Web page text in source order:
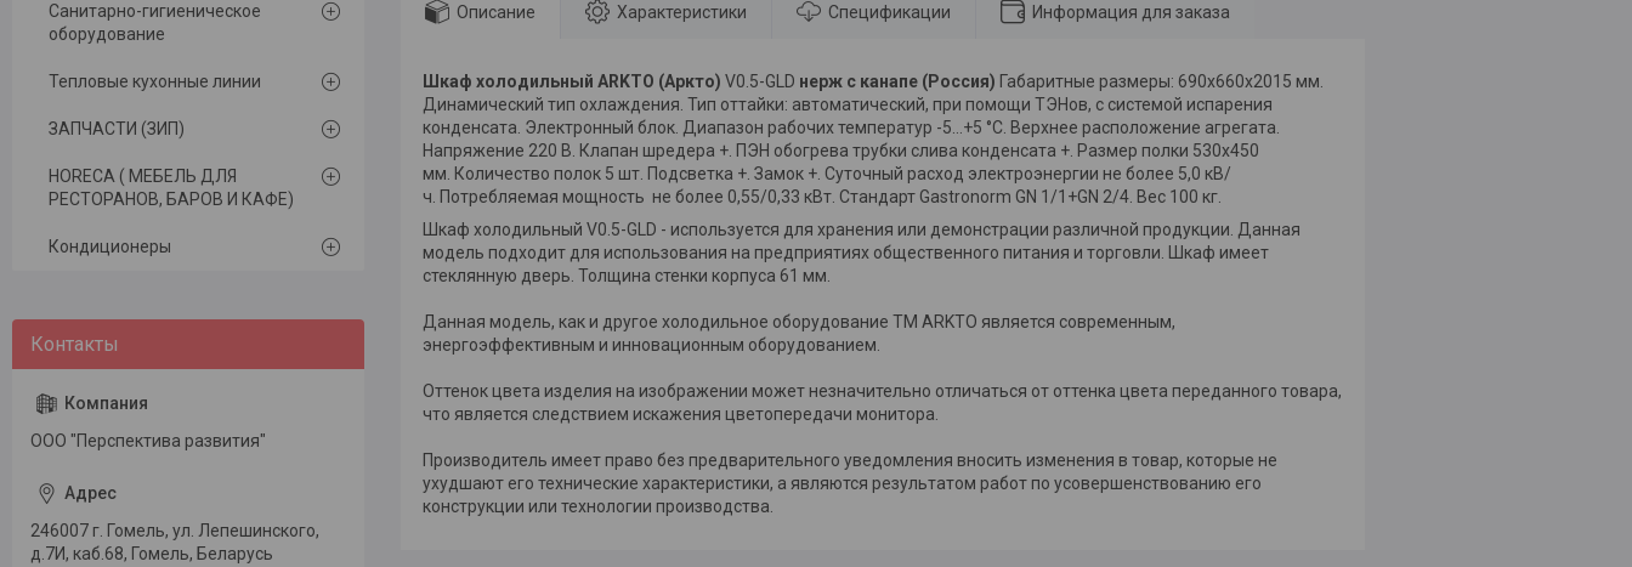
Описание Характеристики Спецификации Информация для заказа
Шкаф холодильный ARKTO (Аркто) V0.5-GLD нерж с канапе (Россия) Габаритные размеры: 690х660х2015 мм.
Динамический тип охлаждения. Тип оттайки: автоматический, при помощи ТЭНов, с системой испарения
конденсата. Электронный блок. Диапазон рабочих температур -5…+5 °C. Верхнее расположение агрегата.
Напряжение 220 В. Клапан шредера +. ПЭН обогрева трубки слива конденсата +. Размер полки 530х450
мм. Количество полок 5 шт. Подсветка +. Замок +. Суточный расход электроэнергии не более 5,0 кВ/
ч. Потребляемая мощность не более 0,55/0,33 кВт. Стандарт Gastronorm GN 1/1+GN 2/4. Вес 100 кг.
Шкаф холодильный V0.5-GLD - используется для хранения или демонстрации различной продукции. Данная
модель подходит для использования на предприятиях общественного питания и торговли. Шкаф имеет
стеклянную дверь. Толщина стенки корпуса 61 мм.
Данная модель, как и другое холодильное оборудование ТМ ARKTO является современным,
энергоэффективным и инновационным оборудованием.
Оттенок цвета изделия на изображении может незначительно отличаться от оттенка цвета переданного товара,
что является следствием искажения цветопередачи монитора.
Производитель имеет право без предварительного уведомления вносить изменения в товар, которые не
ухудшают его технические характеристики, а являются результатом работ по усовершенствованию его
конструкции или технологии производства.
Санитарно-гигиеническое
оборудование
Тепловые кухонные линии
ЗАПЧАСТИ (ЗИП)
HORECA ( МЕБЕЛЬ ДЛЯ
РЕСТОРАНОВ, БАРОВ И КАФЕ)
Кондиционеры
ООО "Перспектива развития"
246007 г. Гомель, ул. Лепешинского,
д.7И, каб.68, Гомель, Беларусь